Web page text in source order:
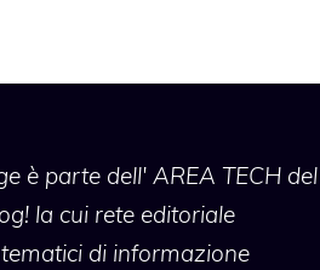
è parte dell' AREA TECH del
la cui rete editoriale
di informazione